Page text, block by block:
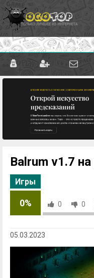
Balrum v1.7
Игры
0% 0 0
05.03.2023